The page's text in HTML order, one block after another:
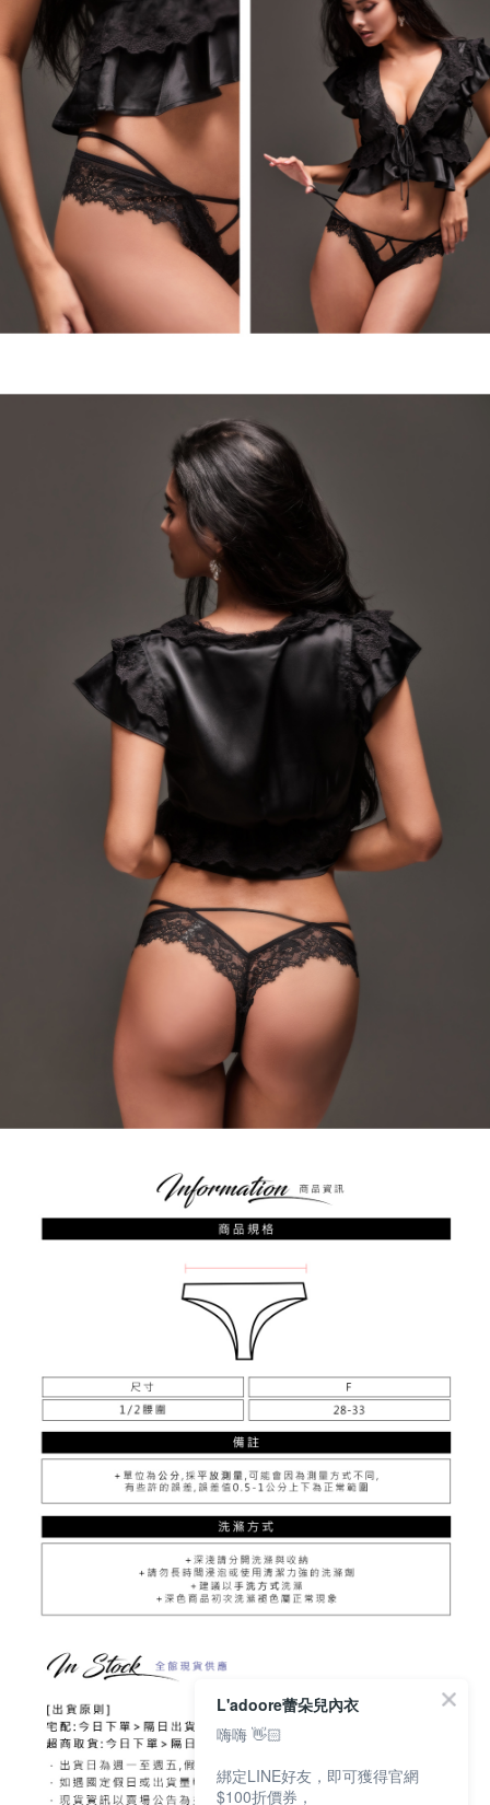
L'adoore蕾朵兒內衣
嗨嗨 👋🏻
綁定LINE好友，即可獲得官網
$100折價券，